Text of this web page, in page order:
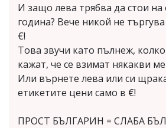
И защо лева трябва да стои
година? Вече никой не
€!
Това звучи като пълнеж,
кажат, че се взимат някакви
Или върнете лева или си
етикетите цени само в €!
ПРОСТ БЪЛГАРИН = СЛАБА